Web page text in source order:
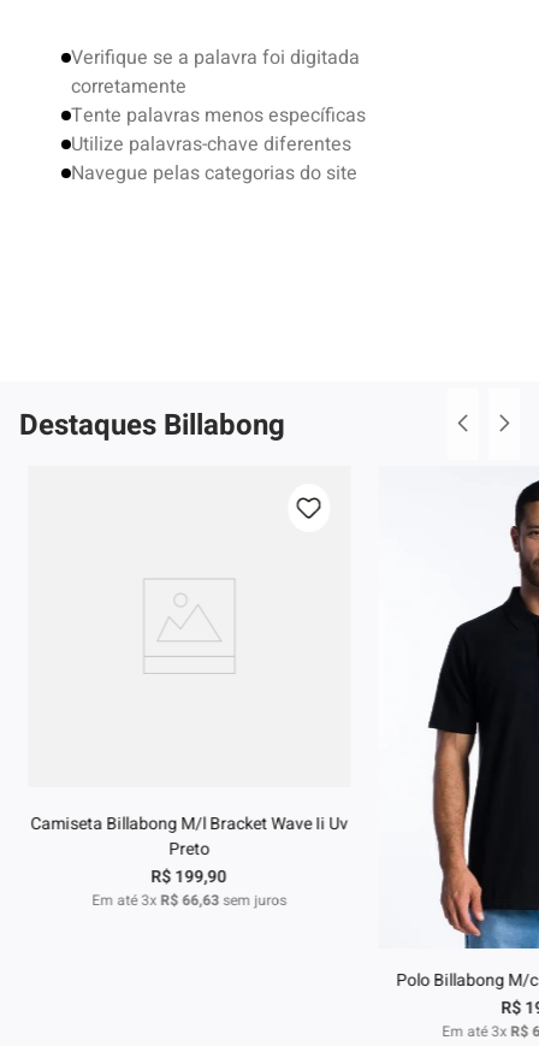
Verifique se a palavra foi digitada
corretamente
Tente palavras menos específicas
Utilize palavras-chave diferentes
Navegue pelas categorias do site
Destaques Billabong
Camiseta Billabong M/l Bracket Wave Ii Uv
Preto
R$199,90
Em até3x R$66,63sem juros
Polo Billabong M/
R$
Em até3x R$